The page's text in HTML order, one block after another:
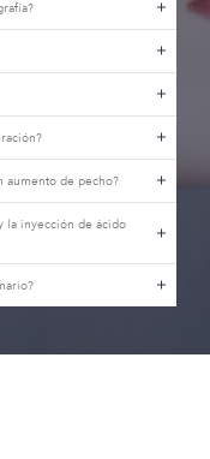
aumento de pecho?
la inyección de ácido